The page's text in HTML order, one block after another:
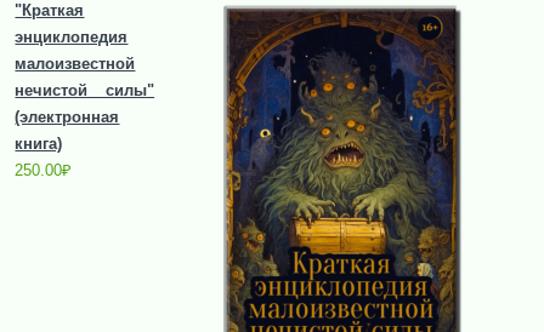
"Краткая
энциклопедия
малоизвестной
нечистой силы"
(электронная
книга)
250.00₽